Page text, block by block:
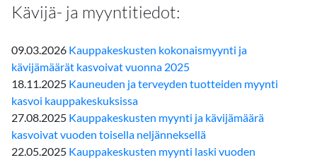
Kävijä- ja myyntitiedot:
09.03.2026 Kauppakeskusten kokonaismyynti ja
kävijämäärät kasvoivat vuonna 2025
18.11.2025 Kauneuden ja terveyden tuotteiden myynti
kasvoi kauppakeskuksissa
27.08.2025 Kauppakeskusten myynti ja kävijämäärä
kasvoivat vuoden toisella neljänneksellä
22.05.2025 Kauppakeskusten myynti laski vuoden